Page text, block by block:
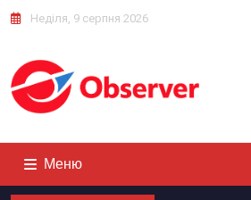
Неділя, 9 серпня 2026
Меню